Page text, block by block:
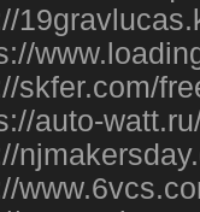
skfer.com/
auto-